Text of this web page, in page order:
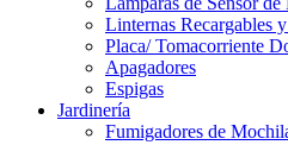
Linternas Recargables
Placa/ Tomacorriente
Apagadores
Espigas
Jardinería
Fumigadores de